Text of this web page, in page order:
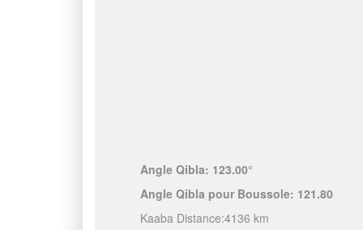
Angle Qibla: 123.00°
Angle Qibla pour Boussole: 121.80
Kaaba Distance:4136 km